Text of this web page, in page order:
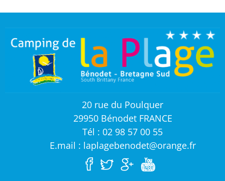
20 rue du Poulquer
29950 Bénodet FRANCE
Tél : 02 98 57 00 55
E.mail : laplagebenodet@orange.fr